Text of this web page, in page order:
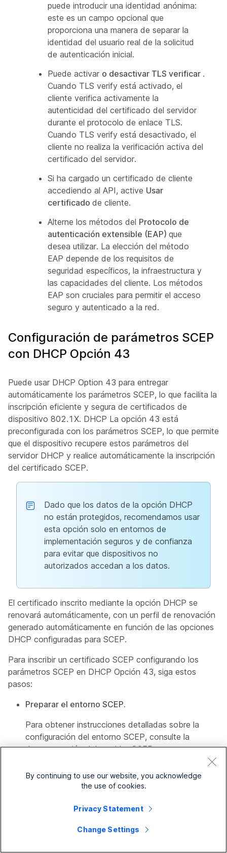
puede introducir una identidad anónima:
este es un campo opcional que
proporciona una manera de separar la
identidad del usuario real de la solicitud
de autenticación inicial.
Puede activar o desactivar TLS verificar .
Cuando TLS verify está activado, el
cliente verifica activamente la
autenticidad del certificado del servidor
durante el protocolo de enlace TLS.
Cuando TLS verify está desactivado, el
cliente no realiza la verificación activa del
certificado del servidor.
Si ha cargado un certificado de cliente
accediendo al API, active Usar
certificado de cliente.
Alterne los métodos del Protocolo de
autenticación extensible (EAP) que
desea utilizar. La elección del método
EAP depende de los requisitos de
seguridad específicos, la infraestructura y
las capacidades del cliente. Los métodos
EAP son cruciales para permitir el acceso
seguro y autenticado a la red.
Configuración de parámetros SCEP
con DHCP Opción 43
Puede usar DHCP Option 43 para entregar
automáticamente los parámetros SCEP, lo que facilita la
inscripción eficiente y segura de certificados de
dispositivo 802.1X. DHCP La opción 43 está
preconfigurada con los parámetros SCEP, lo que permite
que el dispositivo recupere estos parámetros del
servidor DHCP y realice automáticamente la inscripción
del certificado SCEP.
Dado que los datos de la opción DHCP
no están protegidos, recomendamos usar
esta opción solo en entornos de
implementación seguros y de confianza
para evitar que dispositivos no
autorizados accedan a los datos.
El certificado inscrito mediante la opción DHCP se
renovará automáticamente, con un perfil de renovación
generado automáticamente en función de las opciones
DHCP configuradas para SCEP.
Para inscribir un certificado SCEP configurando los
parámetros SCEP en DHCP Opción 43, siga estos
pasos:
Preparar el entorno SCEP.
Para obtener instrucciones detalladas sobre la
configuración del entorno SCEP, consulte la
documentación del servidor SCEP.
Configure la opción DHCP 43 de acuerdo con el
la sección 8.4 de RFC 2132
Las subopciones numeradas del 11 al 14 están
By continuing to use our website, you acknowledge
the use of cookies.
Privacy Statement
Change Settings